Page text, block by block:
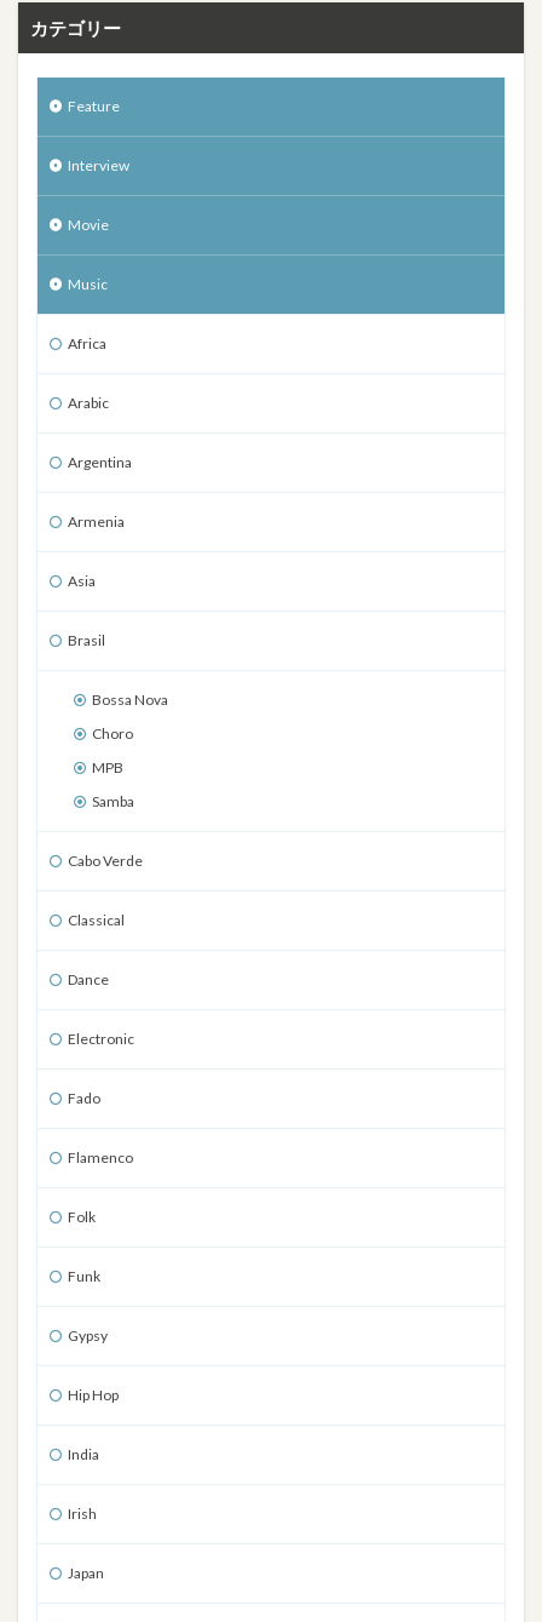
カテゴリー
Feature
Interview
Movie
Music
Africa
Arabic
Argentina
Armenia
Asia
Brasil
Bossa Nova
Choro
MPB
Samba
Cabo Verde
Classical
Dance
Electronic
Fado
Flamenco
Folk
Funk
Gypsy
Hip Hop
India
Irish
Japan